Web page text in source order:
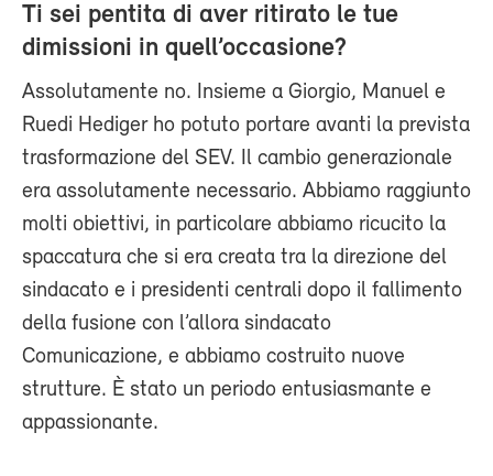
Ti sei pentita di aver ritirato le tue
dimissioni in quell’occasione?
Assolutamente no. Insieme a Giorgio, Manuel e
Ruedi Hediger ho potuto portare avanti la prevista
trasformazione del SEV. Il cambio generazionale
era assolutamente necessario. Abbiamo raggiunto
molti obiettivi, in particolare abbiamo ricucito la
spaccatura che si era creata tra la direzione del
sindacato e i presidenti centrali dopo il fallimento
della fusione con l’allora sindacato
Comunicazione, e abbiamo costruito nuove
strutture. È stato un periodo entusiasmante e
appassionante.